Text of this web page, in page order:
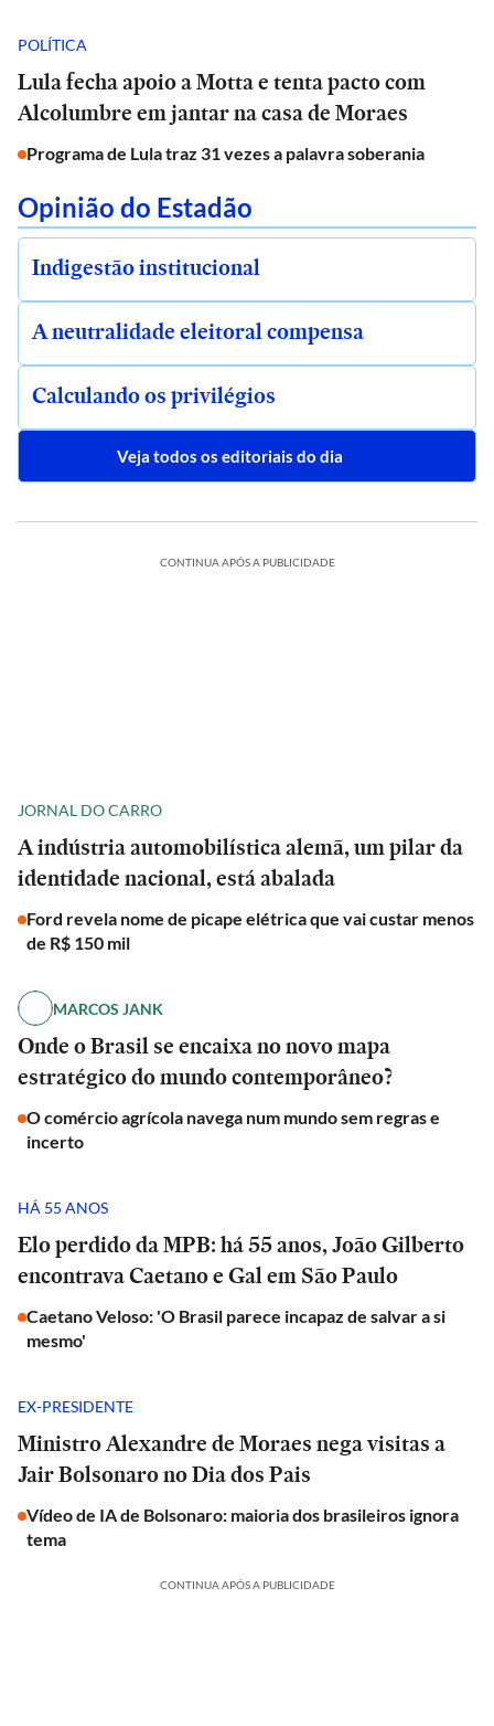
POLÍTICA
Lula fecha apoio a Motta e tenta pacto com
Alcolumbre em jantar na casa de Moraes
Programa de Lula traz 31 vezes a palavra soberania
Opinião do Estadão
Indigestão institucional
A neutralidade eleitoral compensa
Calculando os privilégios
Veja todos os editoriais do dia
CONTINUA APÓS A PUBLICIDADE
JORNAL DO CARRO
A indústria automobilística alemã, um pilar da
identidade nacional, está abalada
Ford revela nome de picape elétrica que vai custar menos
de R$ 150 mil
MARCOS JANK
Onde o Brasil se encaixa no novo mapa
estratégico do mundo contemporâneo?
O comércio agrícola navega num mundo sem regras e
incerto
HÁ 55 ANOS
Elo perdido da MPB: há 55 anos, João Gilberto
encontrava Caetano e Gal em São Paulo
Caetano Veloso: 'O Brasil parece incapaz de salvar a si
mesmo'
EX-PRESIDENTE
Ministro Alexandre de Moraes nega visitas a
Jair Bolsonaro no Dia dos Pais
Vídeo de IA de Bolsonaro: maioria dos brasileiros ignora
tema
CONTINUA APÓS A PUBLICIDADE